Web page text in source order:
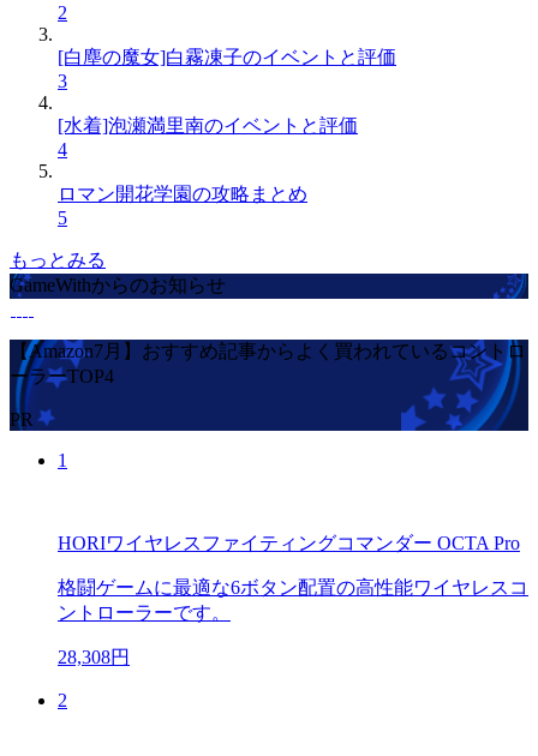
2
[白塵の魔女]白霧凍子のイベントと評価
3
[水着]泡瀬満里南のイベントと評価
4
ロマン開花学園の攻略まとめ
5
もっとみる
GameWithからのお知らせ
【Amazon7月】おすすめ記事からよく買われているコントロ
ーラーTOP4
PR
1
HORIワイヤレスファイティングコマンダー OCTA Pro
格闘ゲームに最適な6ボタン配置の高性能ワイヤレスコ
ントローラーです。
28,308円
2